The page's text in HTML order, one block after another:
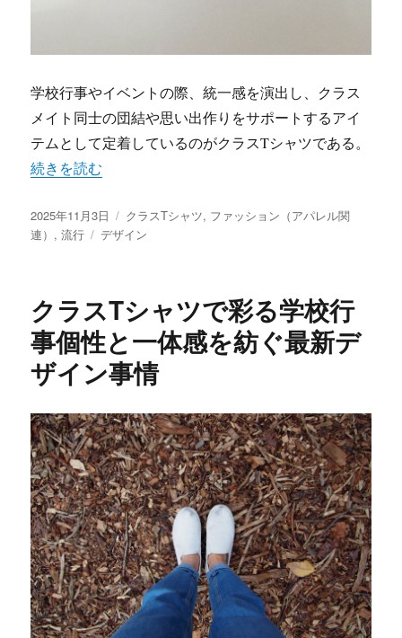
学校行事やイベントの際、統一感を演出し、クラス
メイト同士の団結や思い出作りをサポートするアイ
テムとして定着しているのがクラスTシャツである。
“クラスTシャツがつなぐ一体感と自己表現の進化と学校
続きを読む
投
稿
2025年11月3日
カ
テ
クラスTシャツ, ファッション（アパレル関
連） ,流行
タ
デザイン
クラスTシャツで彩る学校行
事個性と一体感を紡ぐ最新デ
ザイン事情